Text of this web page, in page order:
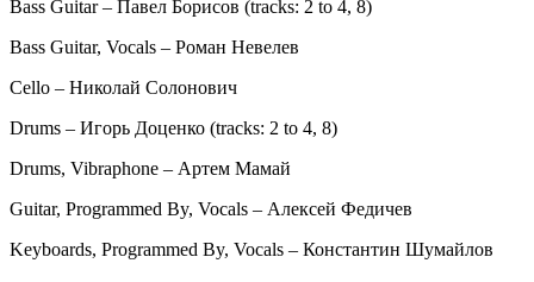
Bass Guitar – Павел Борисов (tracks: 2 to 4, 8)
Bass Guitar, Vocals – Роман Невелев
Cello – Николай Солонович
Drums – Игорь Доценко (tracks: 2 to 4, 8)
Drums, Vibraphone – Артем Мамай
Guitar, Programmed By, Vocals – Алексей Федичев
Keyboards, Programmed By, Vocals – Константин Шумайлов